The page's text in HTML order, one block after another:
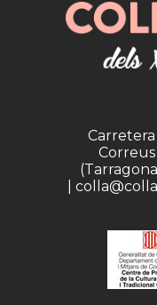
Correus
|